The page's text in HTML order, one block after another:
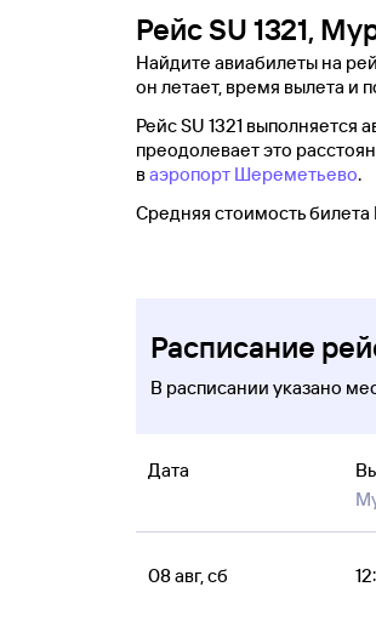
Рейс SU 1321,
Найдите авиабилеты на
он летает, время вылета и
Рейс SU 1321 выполняется
преодолевает это
ваэропорт Шереметьево.
Средняя стоимость
Расписание
В расписании указано
Дата
08 авг, сб